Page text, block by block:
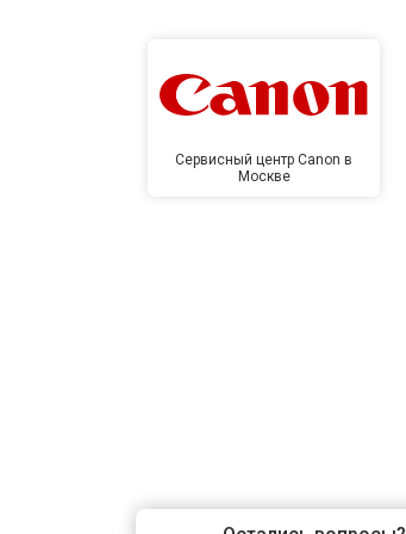
Сервисный центр Canon в
Москве